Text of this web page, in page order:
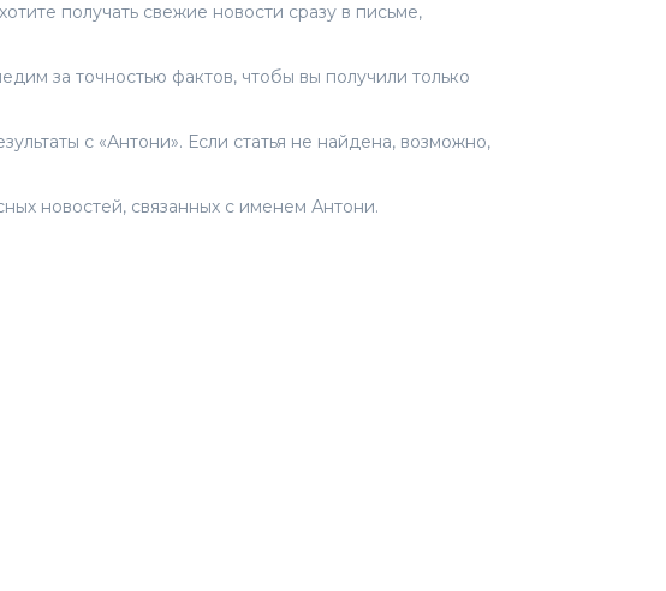
получать свежие новости сразу в письме,
за точностью фактов, чтобы вы получили только
с «Антони». Если статья не найдена, возможно,
новостей, связанных с именем Антони.